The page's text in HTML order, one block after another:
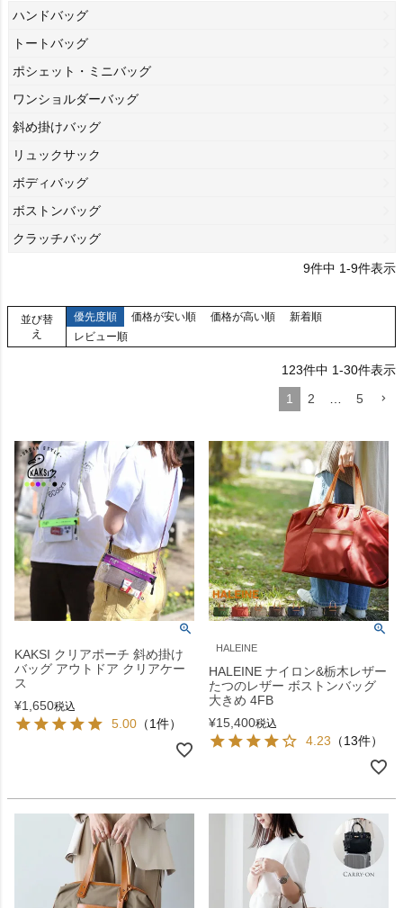
ハンドバッグ
トートバッグ
ポシェット・ミニバッグ
ワンショルダーバッグ
斜め掛けバッグ
リュックサック
ボディバッグ
ボストンバッグ
クラッチバッグ
9件中 1-9件表示
並び替
え
優先度順 価格が安い順 価格が高い順
新着順
レビュー順
123件中 1-30件表示
1
2 … 5
KAKSI クリアポーチ 斜め掛け
バッグ アウトドア クリアケー
ス
¥1,650税込
5.00 （1件）
HALEINE
HALEINE ナイロン&栃木レザー
たつのレザー ボストンバッグ
大きめ 4FB
¥15,400税込
4.23 （13件）